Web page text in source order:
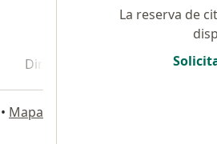
Dirección 4 Dirección 5
• Mapa
La reserva de